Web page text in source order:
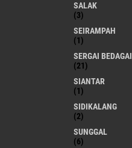
SALAK
(3)
SEIRAMPAH
(1)
SERGAI BEDAGAI
(21)
SIANTAR
(1)
SIDIKALANG
(2)
SUNGGAL
(6)